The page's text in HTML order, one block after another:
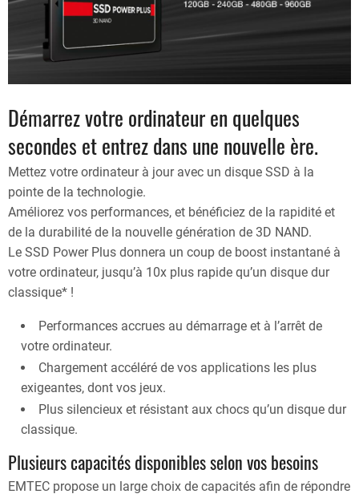
Démarrez votre ordinateur en quelques
secondes et entrez dans une nouvelle ère.
Mettez votre ordinateur à jour avec un disque SSD à la
pointe de la technologie.
Améliorez vos performances, et bénéficiez de la rapidité et
de la durabilité de la nouvelle génération de 3D NAND.
Le SSD Power Plus donnera un coup de boost instantané à
votre ordinateur, jusqu’à 10x plus rapide qu’un disque dur
classique* !
Performances accrues au démarrage et à l’arrêt de
votre ordinateur.
Chargement accéléré de vos applications les plus
exigeantes, dont vos jeux.
Plus silencieux et résistant aux chocs qu’un disque dur
classique.
Plusieurs capacités disponibles selon vos besoins
EMTEC propose un large choix de capacités afin de répondre